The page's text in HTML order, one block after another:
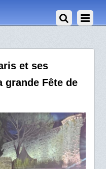
et ses
grande Fête de